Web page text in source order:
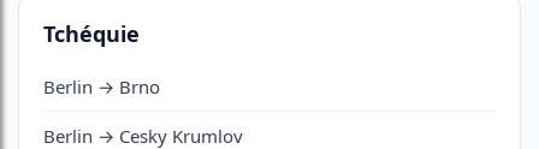
Tchéquie
Berlin → Brno
Berlin → Cesky Krumlov